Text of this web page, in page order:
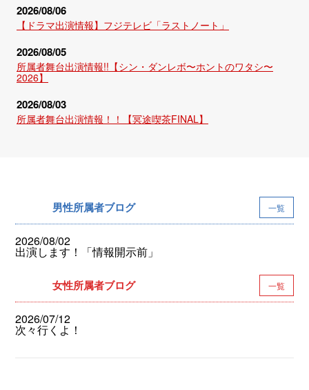
2026/08/06
【ドラマ出演情報】フジテレビ「ラストノート」
2026/08/05
所属者舞台出演情報!!【シン・ダンレボ〜ホントのワタシ〜
2026】
2026/08/03
所属者舞台出演情報！！【冥途喫茶FINAL】
男性所属者ブログ 一覧
2026/08/02
出演します！「情報開示前」
女性所属者ブログ 一覧
2026/07/12
次々行くよ！